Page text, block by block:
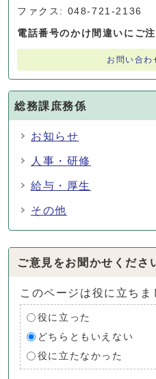
ファクス: 048-721-2136
電話番号のかけ間違いにご
お問い合わ
総務課庶務係
お知らせ
人事・研修
給与・厚生
その他
ご意見をお聞かせくださ
このページは役に立ちま
役に立った
どちらともいえない
役に立たなかった